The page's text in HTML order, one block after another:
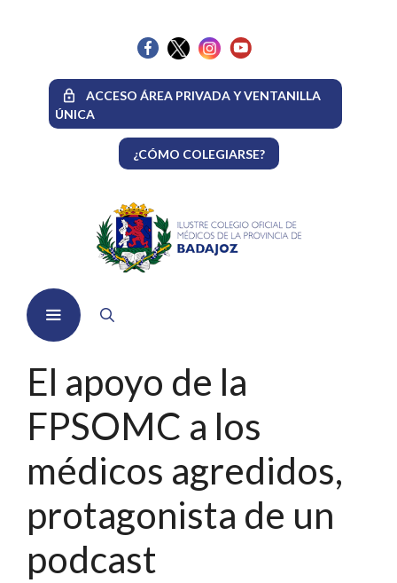
ACCESO ÁREA PRIVADA Y VENTANILLA
ÚNICA
¿CÓMO COLEGIARSE?
Menú
El apoyo de la
FPSOMC a los
médicos agredidos,
protagonista de un
podcast